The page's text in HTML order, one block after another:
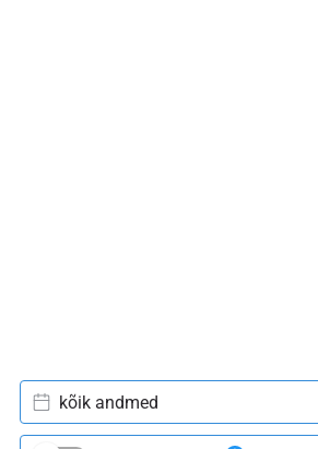
kõik andmed